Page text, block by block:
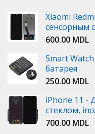
Xiaomi
сенсорным
600.00 MDL
Smart
батарея
250.00 MDL
iPhone 11 -
стеклом,
700.00 MDL